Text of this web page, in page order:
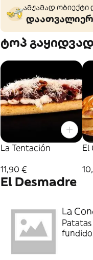
ამჟამად ობიექტი
ტოპ
La Tentación
11,90 €
El
El Desmadre
La